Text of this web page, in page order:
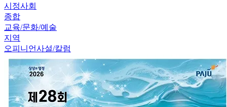
시정사회
종합
교육/문화/예술
지역
오피니언사설/칼럼